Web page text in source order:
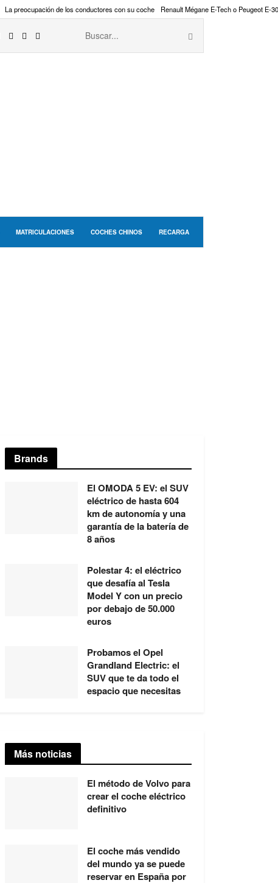
La preocupación de los conductores con su coche Renault Mégane E-Tech o Peugeot E-
MATRICULACIONES COCHES CHINOS RECARGA
Brands
El OMODA 5 EV: el SUV
eléctrico de hasta 604
km de autonomía y una
garantía de la batería de
8 años
Polestar 4: el eléctrico
que desafía al Tesla
Model Y con un precio
por debajo de 50.000
euros
Probamos el Opel
Grandland Electric: el
SUV que te da todo el
espacio que necesitas
Más noticias
El método de Volvo para
crear el coche eléctrico
definitivo
El coche más vendido
del mundo ya se puede
reservar en España por